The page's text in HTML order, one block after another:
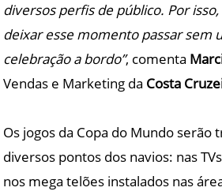
diversos perfis de público. Por
deixar esse momento passar sem
celebração a bordo”, comenta
Vendas e Marketing da Costa
Os jogos da Copa do Mundo serão
diversos pontos dos navios: nas
nos mega telões instalados nas